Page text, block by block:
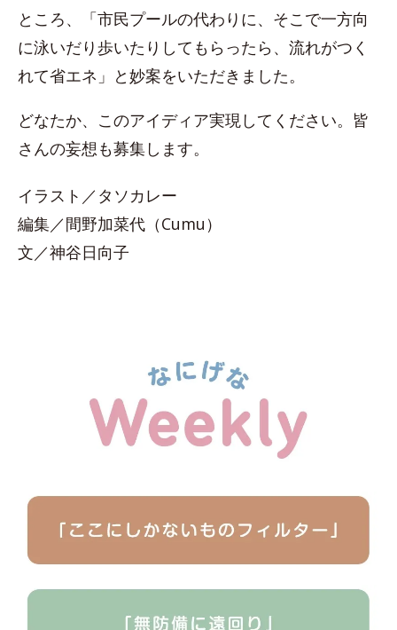
ところ、「市民プールの代わりに、そこで一方向
に泳いだり歩いたりしてもらったら、流れがつく
れて省エネ」と妙案をいただきました。
どなたか、このアイディア実現してください。皆
さんの妄想も募集します。
イラスト／タソカレー
編集／間野加菜代（Cumu）
文／神谷日向子